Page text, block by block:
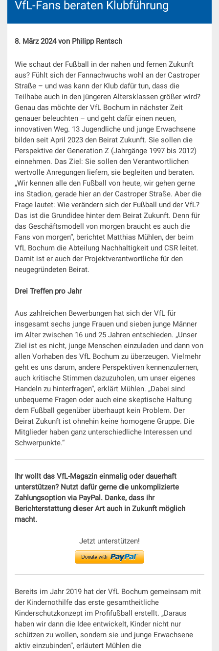
VfL-Fans beraten Klubführung
8. März 2024 von Philipp Rentsch
Wie schaut der Fußball in der nahen und fernen Zukunft
aus? Fühlt sich der Fannachwuchs wohl an der Castroper
Straße – und was kann der Klub dafür tun, dass die
Teilhabe auch in den jüngeren Altersklassen größer wird?
Genau das möchte der VfL Bochum in nächster Zeit
genauer beleuchten – und geht dafür einen neuen,
innovativen Weg. 13 Jugendliche und junge Erwachsene
bilden seit April 2023 den Beirat Zukunft. Sie sollen die
Perspektive der Generation Z (Jahrgänge 1997 bis 2012)
einnehmen. Das Ziel: Sie sollen den Verantwortlichen
wertvolle Anregungen liefern, sie begleiten und beraten.
„Wir kennen alle den Fußball von heute, wir gehen gerne
ins Stadion, gerade hier an der Castroper Straße. Aber die
Frage lautet: Wie verändern sich der Fußball und der VfL?
Das ist die Grundidee hinter dem Beirat Zukunft. Denn für
das Geschäftsmodell von morgen braucht es auch die
Fans von morgen“, berichtet Matthias Mühlen, der beim
VfL Bochum die Abteilung Nachhaltigkeit und CSR leitet.
Damit ist er auch der Projektverantwortliche für den
neugegründeten Beirat.
Drei Treffen pro Jahr
Aus zahlreichen Bewerbungen hat sich der VfL für
insgesamt sechs junge Frauen und sieben junge Männer
im Alter zwischen 16 und 25 Jahren entschieden. „Unser
Ziel ist es nicht, junge Menschen einzuladen und dann von
allen Vorhaben des VfL Bochum zu überzeugen. Vielmehr
geht es uns darum, andere Perspektiven kennenzulernen,
auch kritische Stimmen dazuzuholen, um unser eigenes
Handeln zu hinterfragen“, erklärt Mühlen. „Dabei sind
unbequeme Fragen oder auch eine skeptische Haltung
dem Fußball gegenüber überhaupt kein Problem. Der
Beirat Zukunft ist ohnehin keine homogene Gruppe. Die
Mitglieder haben ganz unterschiedliche Interessen und
Schwerpunkte.“
Ihr wollt das VfL-Magazin einmalig oder dauerhaft
unterstützen? Nutzt dafür gerne die unkomplizierte
Zahlungsoption via PayPal. Danke, dass ihr
Berichterstattung dieser Art auch in Zukunft möglich
macht.
Jetzt unterstützen!
Bereits im Jahr 2019 hat der VfL Bochum gemeinsam mit
der Kindernothilfe das erste gesamtheitliche
Kinderschutzkonzept im Profifußball erstellt. „Daraus
haben wir dann die Idee entwickelt, Kinder nicht nur
schützen zu wollen, sondern sie und junge Erwachsene
aktiv einzubinden“, erläutert Mühlen die